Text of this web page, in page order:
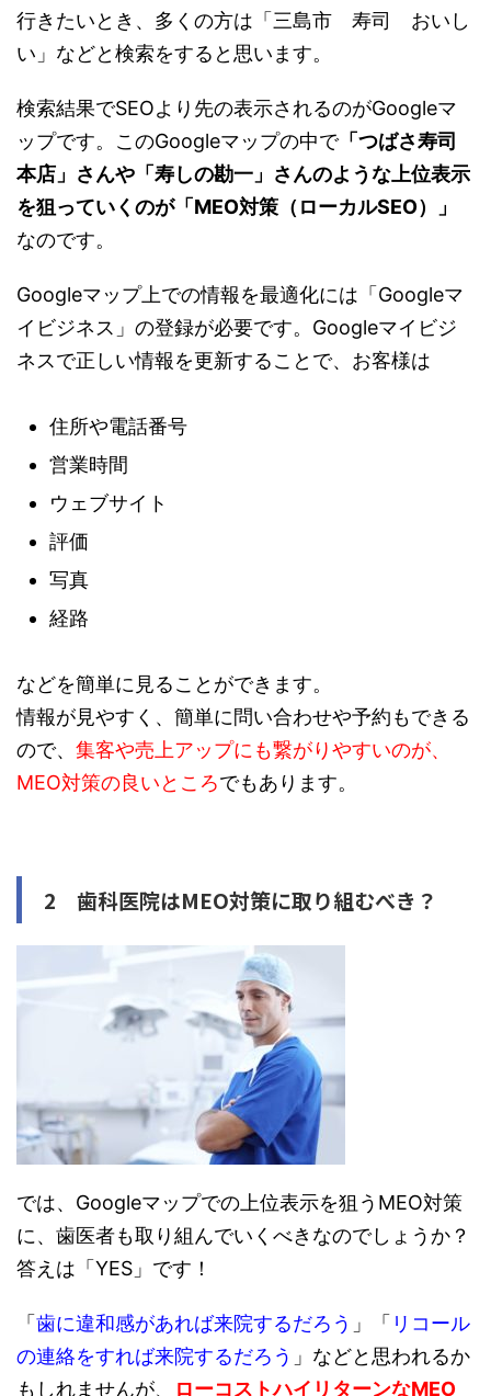
行きたいとき、多くの方は「三島市 寿司 おいし
い」などと検索をすると思います。
検索結果でSEOより先の表示されるのがGoogleマ
ップです。このGoogleマップの中で「つばさ寿司
本店」さんや「寿しの勘一」さんのような上位表示
を狙っていくのが「MEO対策（ローカルSEO）」
なのです。
Googleマップ上での情報を最適化には「Googleマ
イビジネス」の登録が必要です。Googleマイビジ
ネスで正しい情報を更新することで、お客様は
住所や電話番号
営業時間
ウェブサイト
評価
写真
経路
などを簡単に見ることができます。
情報が見やすく、簡単に問い合わせや予約もできる
ので、 集客や売上アップにも繋がりやすいのが、
MEO対策の良いところでもあります。
2 歯科医院はMEO対策に取り組むべき？
では、Googleマップでの上位表示を狙うMEO対策
に、歯医者も取り組んでいくべきなのでしょうか？
答えは「YES」です！
「歯に違和感があれば来院するだろう 」「 リコール
の連絡をすれば来院するだろう 」などと思われるか
もしれませんが、
ローコストハイリターンなMEO